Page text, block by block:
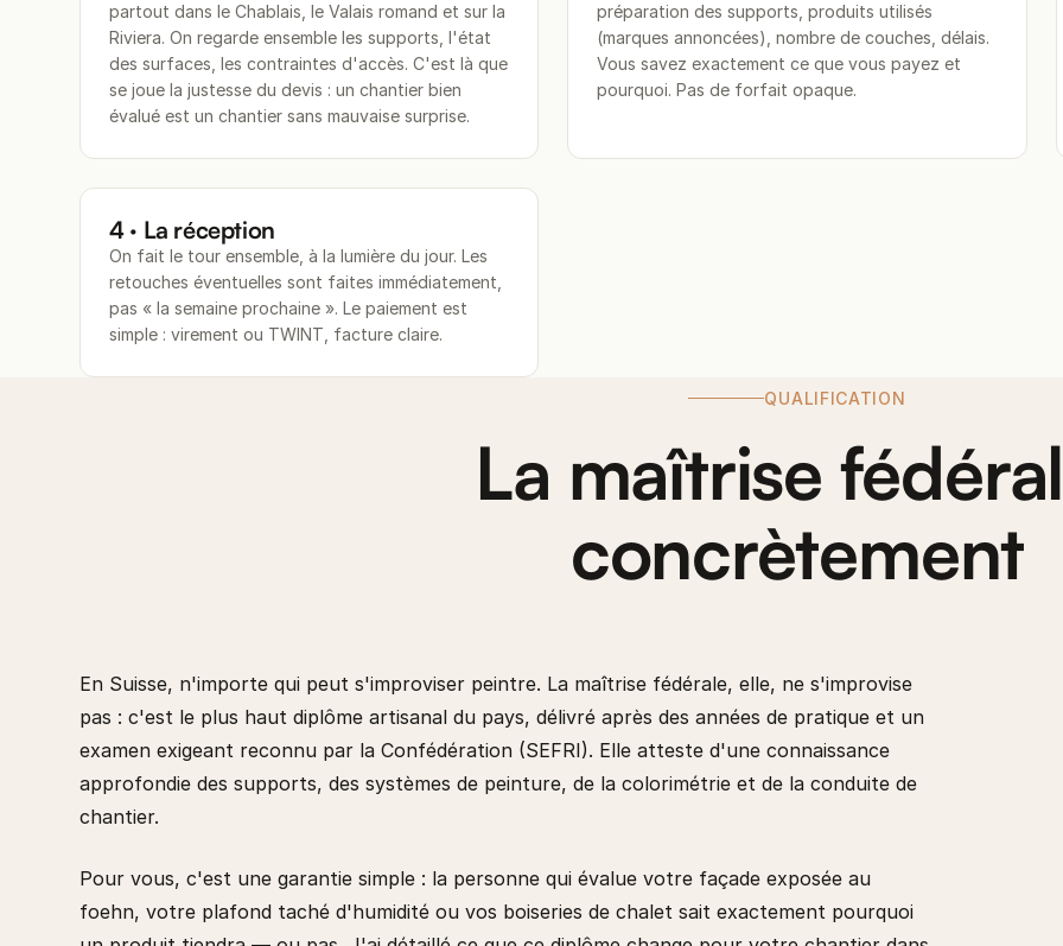
partout dans le Chablais, le Valais romand et sur la
Riviera. On regarde ensemble les supports, l'état
des surfaces, les contraintes d'accès. C'est là que
se joue la justesse du devis : un chantier bien
évalué est un chantier sans mauvaise surprise.
préparation des supports, produits utilisés
(marques annoncées), nombre de couches, délais.
Vous savez exactement ce que vous payez et
pourquoi. Pas de forfait opaque.
4 · La réception
On fait le tour ensemble, à la lumière du jour. Les
retouches éventuelles sont faites immédiatement,
pas « la semaine prochaine ». Le paiement est
simple : virement ou TWINT, facture claire.
QUALIFICATION
La maîtrise
concrètement
En Suisse, n'importe qui peut s'improviser peintre. La maîtrise fédérale, elle, ne s'improvise
pas : c'est le plus haut diplôme artisanal du pays, délivré après des années de pratique et un
examen exigeant reconnu par la Confédération (SEFRI). Elle atteste d'une connaissance
approfondie des supports, des systèmes de peinture, de la colorimétrie et de la conduite de
chantier.
Pour vous, c'est une garantie simple : la personne qui évalue votre façade exposée au
foehn, votre plafond taché d'humidité ou vos boiseries de chalet sait exactement pourquoi